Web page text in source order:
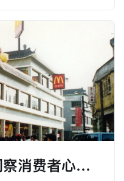
案例 | 麦当劳如何洞察消费者心理，重建品牌忠诚度